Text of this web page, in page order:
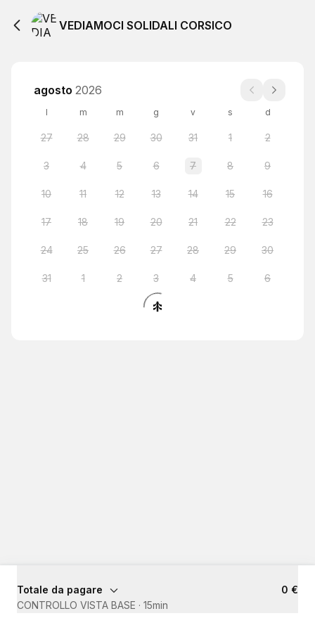
VEDIAMOCI SOLIDALI CORSICO
agosto 2026
l m m g v s d
27 28 29 30 31 1 2
3 4 5 6 7 8 9
10 11 12 13 14 15 16
17 18 19 20 21 22 23
24 25 26 27 28 29 30
31 1 2 3 4 5 6
Totale da pagare
0 €
CONTROLLO VISTA BASE · 15min